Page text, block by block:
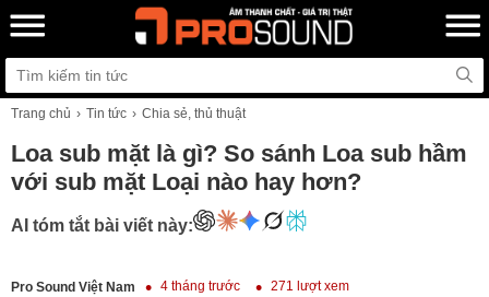
Trang chủ Tin tức Chia sẻ, thủ thuật
Loa sub mặt là gì? So sánh Loa sub hầm
với sub mặt Loại nào hay hơn?
AI tóm tắt bài viết này:
Pro Sound Việt Nam 4 tháng trước 271 lượt xem